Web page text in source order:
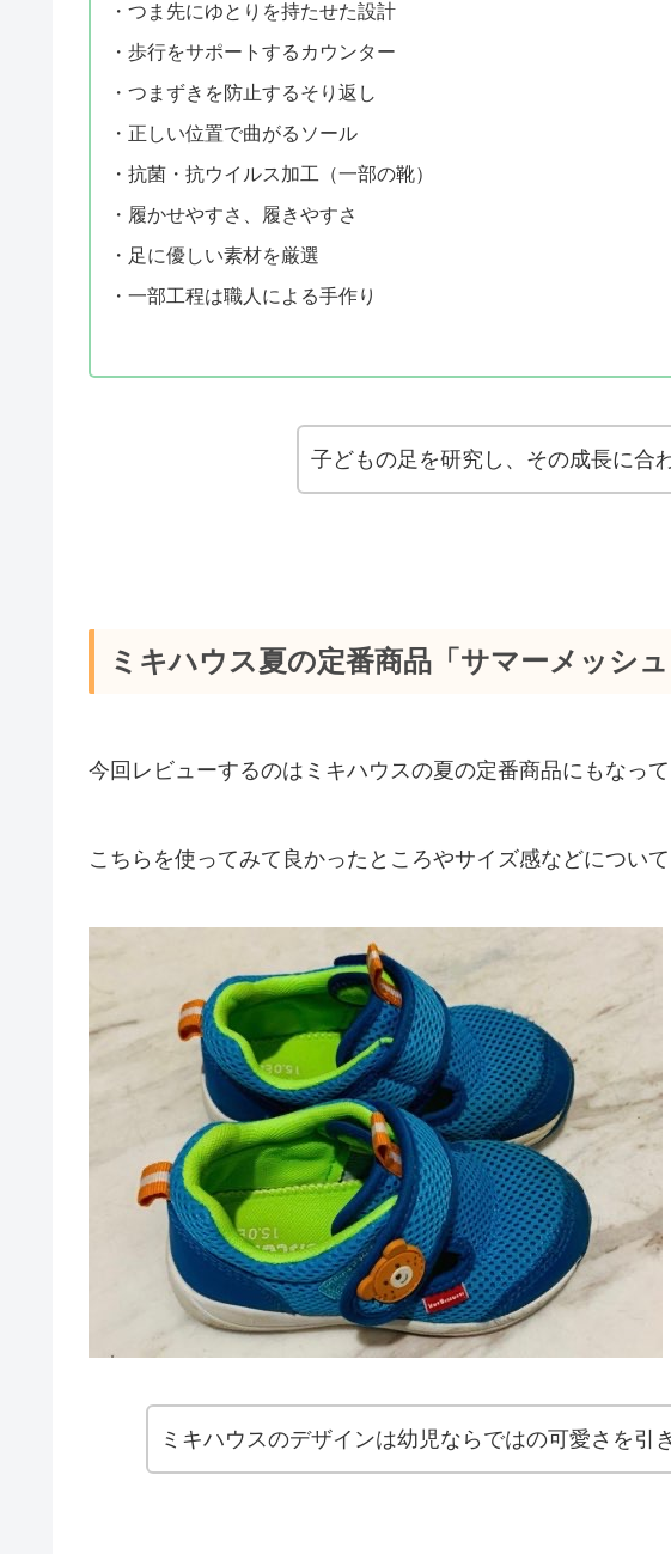
・つま先にゆとりを持たせた設計
・歩行をサポートするカウンター
・つまずきを防止するそり返し
・正しい位置で曲がるソール
・抗菌・抗ウイルス加工（一部の靴）
・履かせやすさ、履きやすさ
・足に優しい素材を厳選
・一部工程は職人による手作り
子どもの足を研究し、その成長に合
ミキハウス夏の定番商品「サマーメッシュ
今回レビューするのはミキハウスの夏の定番商品にもなっ
こちらを使ってみて良かったところやサイズ感などについ
ミキハウスのデザインは幼児ならではの可愛さを引